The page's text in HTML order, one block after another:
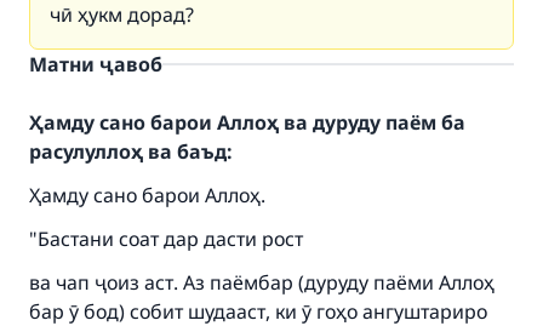
чӣ ҳукм дорад?
Матни ҷавоб
Ҳамду сано барои Аллоҳ ва дуруду паём ба
расулуллоҳ ва баъд:
Ҳамду сано барои Аллоҳ.
"Бастани соат дар дасти рост
ва чап ҷоиз аст. Аз паёмбар (дуруду паёми Аллоҳ
бар ӯ бод) собит шудааст, ки ӯ гоҳо ангуштариро